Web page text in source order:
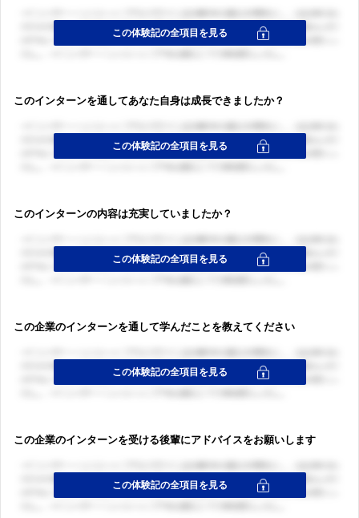
このインターンを通してあなた自身は成長できましたか？
このインターンの内容は充実していましたか？
この企業のインターンを通して学んだことを教えてください
この企業のインターンを受ける後輩にアドバイスをお願いします